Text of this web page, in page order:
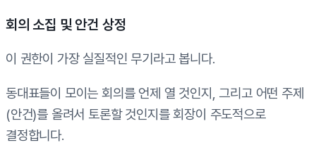
회의 소집 및 안건 상정
이 권한이 가장 실질적인 무기라고 봅니다.
동대표들이 모이는 회의를 언제 열 것인지, 그리고 어떤 주제
(안건)를 올려서 토론할 것인지를 회장이 주도적으로
결정합니다.